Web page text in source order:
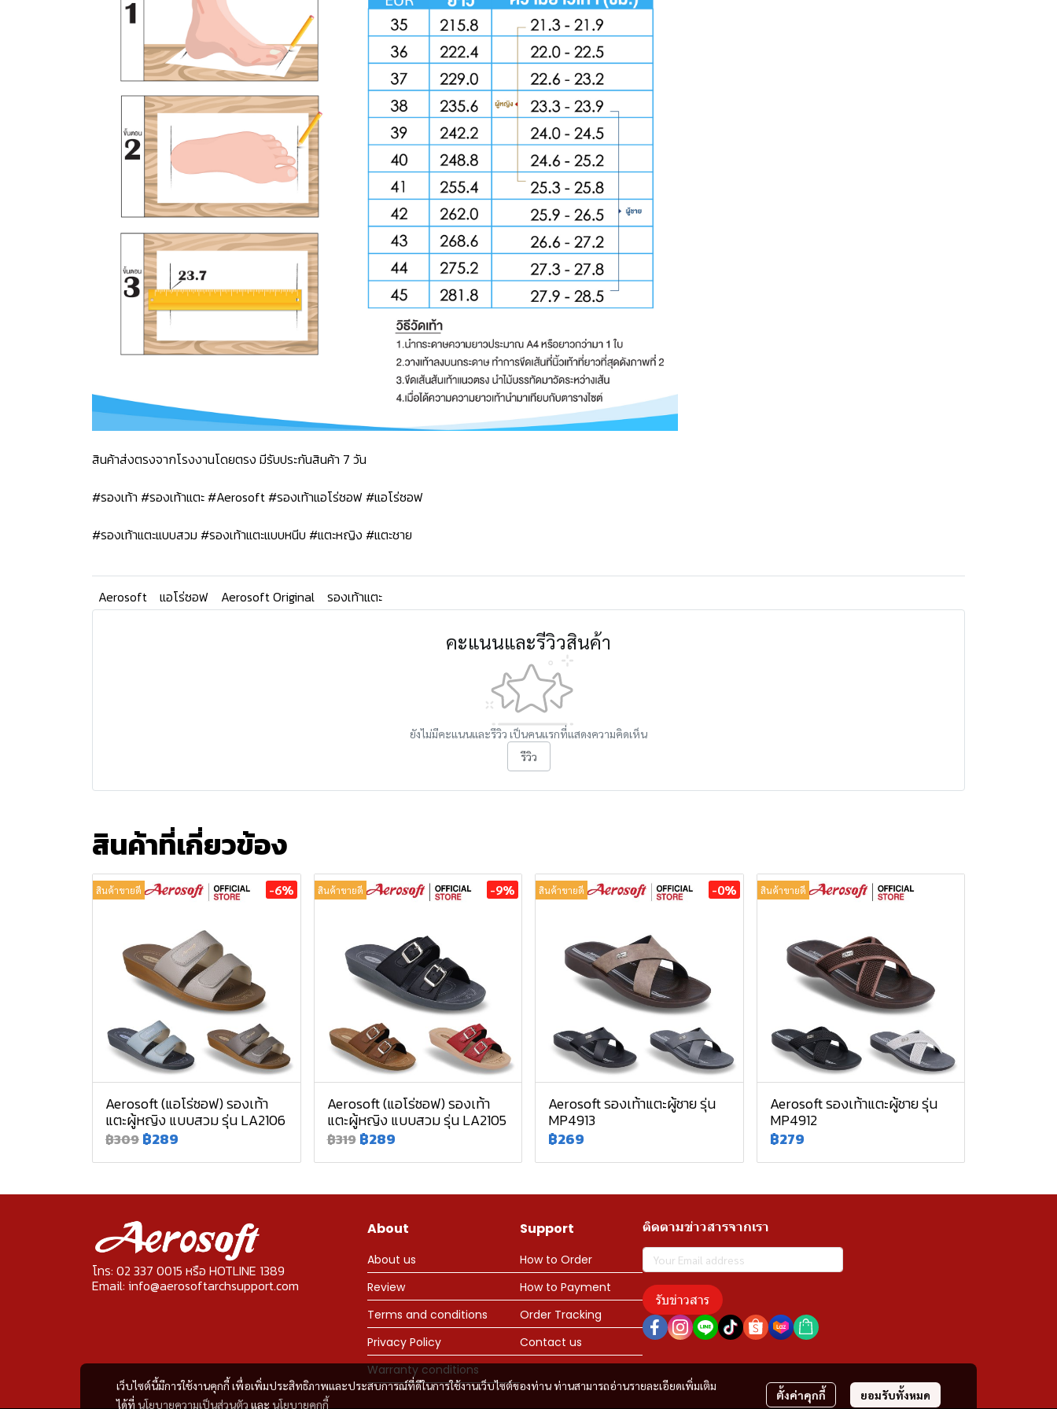
สินค้าส่งตรงจากโรงงานโดยตรง มีรับประกันสินค้า 7 วัน
#รองเท้า #รองเท้าแตะ #Aerosoft #รองเท้าแอโร่ซอฟ #แอโร่ซอฟ
#รองเท้าแตะแบบสวม #รองเท้าแตะแบบหนีบ #แตะหญิง #แตะชาย
Aerosoft แอโร่ซอฟ Aerosoft Original รองเท้าแตะ
คะแนนและรีวิวสินค้า
ยังไม่มีคะแนนและรีวิว เป็นคนแรกที่แสดงความคิดเห็น
รีวิว
สินค้าที่เกี่ยวข้อง
สินค้าขายดี -6%
Aerosoft (แอโร่ซอฟ) รองเท้า
แตะผู้หญิง แบบสวม รุ่น LA2106
฿309 ฿289
สินค้าขายดี -9%
Aerosoft (แอโร่ซอฟ) รองเท้า
แตะผู้หญิง แบบสวม รุ่น LA2105
฿319 ฿289
สินค้าขายดี -0%
Aerosoft รองเท้าแตะผู้ชาย รุ่น
MP4913
฿269
สินค้าขายดี
Aerosoft รองเท้าแตะผู้ชาย รุ่น
MP4912
฿279
เว็บไซต์นี้มีการใช้งานคุกกี้ เพื่อเพิ่มประสิทธิภาพและประสบการณ์ที่ดีในการใช้งานเว็บไซต์ของท่าน ท่านสามารถอ่านรายละเอียดเพิ่มเติม
ได้ที่ นโยบายความเป็นส่วนตัว และ นโยบายคุกกี้
ตั้งค่าคุกกี้ ยอมรับทั้งหมด
โทร: 02 337 0015 หรือ HOTLINE 1389
Email: info@aerosoftarchsupport.com
About
About us
Review
Terms and conditions
Privacy Policy
Warranty conditions
Support
How to Order
How to Payment
Order Tracking
Contact us
ติดตามข่าวสารจากเรา
รับข่าวสาร